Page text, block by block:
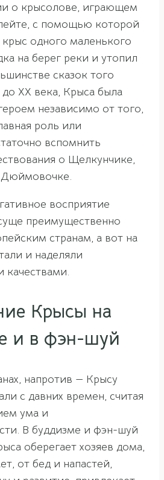
о крысолове, играющем
с помощью которой
одного маленького
на берег реки и утопил
сказок того
XX века, Крыса была
независимо от того,
роль или
вспомнить
о Щелкунчике,
восприятие
преимущественно
странам, а вот на
и наделяли
Крысы на
и в фэн-шуй
напротив — Крысу
с давних времен, считая
ума и
В буддизме и фэн-шуй
оберегает хозяев дома,
от бед и напастей,